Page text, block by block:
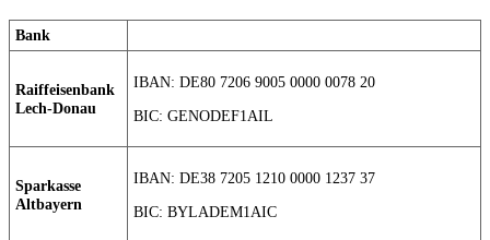
Bank
Raiffeisenbank
Lech-Donau
IBAN: DE80 7206 9005 0000 0078 20
BIC: GENODEF1AIL
Sparkasse
Altbayern
IBAN: DE38 7205 1210 0000 1237 37
BIC: BYLADEM1AIC